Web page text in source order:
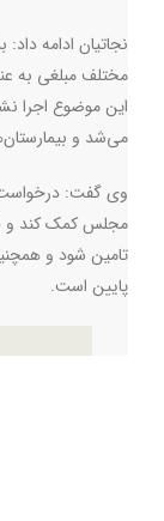
نجاتیان ادامه
مختلف مبلغی به
این موضوع اجرا
می‌شد و
وی گفت: درخواست
مجلس کمک کند و
پایین است.